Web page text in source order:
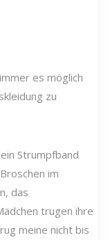
es möglich
zu
Strumpfband
im
das
trugen ihre
meine nicht bis